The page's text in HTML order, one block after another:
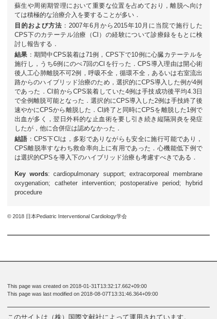
蘇生や周術期管理において重要な位置を占めており，離脱へ向け
ては積極的な治療介入を要することが多い．
目的および方法 ：2007年6月から2015年10月に当院で施行した
CPS下のカテーテル治療（CI）の経験について診療録をもとに検
討し報告する．
結果 ：期間中CPS装着は71例，CPS下で10例に心臓カテーテルを
施行し，うち6例にのべ7回のCIを行った．CPS導入理由は開心術
後人工心肺離脱不可2例，呼吸不全，循環不全，あるいは右室流出
路からのハイブリッド治療のため，選択的にCPS導入した例が4例
であった．CI前からCPS装着していた4例は手技成功後平均4.3日
で全例離脱可能となった．選択的にCPS導入した2例は手技終了後
速やかにCPSから離脱した．CI終了と同時にCPSを離脱した1例で
出血が多く，翌日外科的な止血術を要し引き続き縦隔洞炎を発症
したが，他に合併症は認めなかった．
結語 ：CPS下CIは，多彩でありながらも安全に施行可能であり，
CPS離脱率すなわち救命率向上に有用であった．心機能低下例で
は選択的CPSを導入下のハイブリッド治療も考慮すべきである．
Key words: cardiopulmonary support; extracorporeal membrane
oxygenation; catheter intervention; postoperative period; hybrid
procedure
© 2018 日本Pediatric Interventional Cardiology学会
This page was created on 2018-01-31T13:32:17.662+09:00
This page was last modified on 2018-08-07T13:31:46.364+09:00
このサイトは（株）国際文献社によって運用されています。